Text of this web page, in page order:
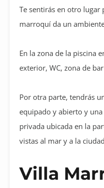
Te sentirás en otro lugar
marroquí da un
En la zona de la piscina
exterior, WC, zona de
Por otra parte, tendrás
equipado y abierto y
privada ubicada en la
vistas al mar y a la
Villa